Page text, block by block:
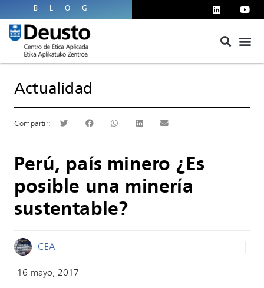
BLOG
Actualidad
Perú, país minero ¿Es
posible una minería
sustentable?
CEA
16 mayo, 2017